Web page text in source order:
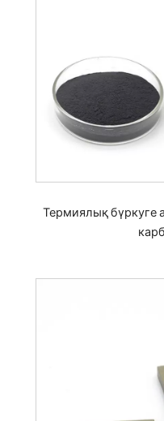
Термиялық бүркуге